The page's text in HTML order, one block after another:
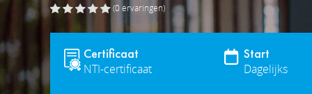
(0ervaringen)
Certificaat
NTI-certificaat
Start
Dagelijks